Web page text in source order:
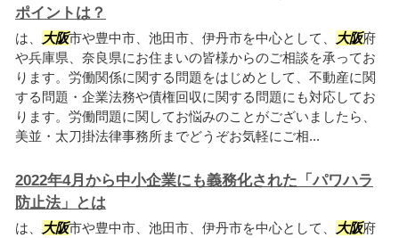
ポイントは？
は、 大阪市や豊中市、池田市、伊丹市を中心として、 大阪府
や兵庫県、奈良県にお住まいの皆様からのご相談を承ってお
ります。労働関係に関する問題をはじめとして、不動産に関
する問題・企業法務や債権回収に関する問題にも対応してお
ります。労働問題に関してお悩みのことがございましたら、
美並・太刀掛法律事務所までどうぞお気軽にご相...
2022年4月から中小企業にも義務化された「パワハラ
防止法」とは
は、 大阪市や豊中市、池田市、伊丹市を中心として、 大阪府